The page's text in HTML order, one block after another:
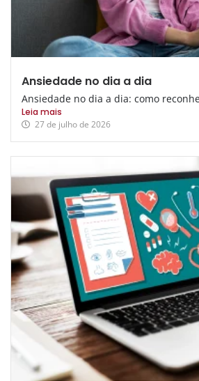
Ansiedade no dia a dia
Ansiedade no dia a dia: como
Leia mais
27 de julho de 2026